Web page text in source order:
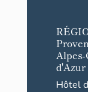
Alpes-
d'Azur
Hôtel